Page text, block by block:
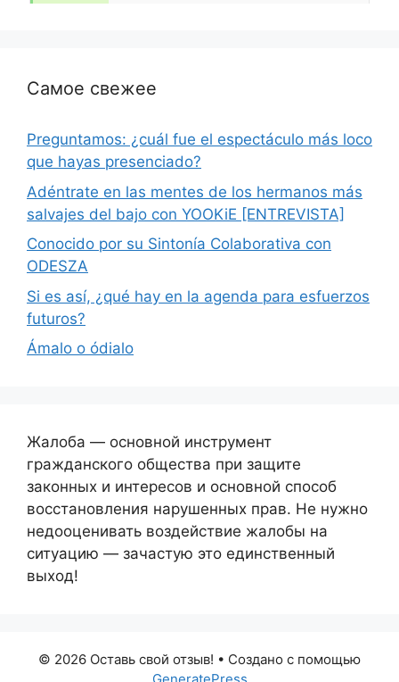
Самое свежее
Preguntamos: ¿cuál fue el espectáculo más loco
que hayas presenciado?
Adéntrate en las mentes de los hermanos más
salvajes del bajo con YOOKiE [ENTREVISTA]
Conocido por su Sintonía Colaborativa con
ODESZA
Si es así, ¿qué hay en la agenda para esfuerzos
futuros?
Ámalo o ódialo
Жалоба — основной инструмент
гражданского общества при защите
законных и интересов и основной способ
восстановления нарушенных прав. Не нужно
недооценивать воздействие жалобы на
ситуацию — зачастую это единственный
выход!
© 2026 Оставь свой отзыв! • Создано с помощью